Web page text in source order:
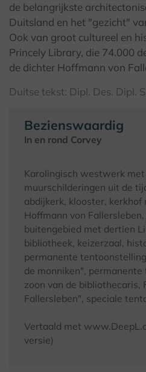
de belangrijkste
Duitsland en het "gezicht"
Ook van groot cultureel en
Princely Library, die 74.000
de dichter Hoffmann von
Duitse tekst: Dipl. Des. Dipl.
Bezienswaardig
In en rond Corvey
Karolingisch westwerk
muurschilderingen uit de
abdijkerk, klooster, kerkhof
Hoffmann von
buitengebied met dertien
bibliotheek, keizerzaal,
permanente
de monniken",
zoon van de bibliothecaris,
Fallersleben", speciale
Vertaald met
versie)